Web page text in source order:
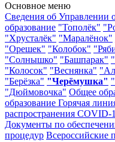
Основное меню
Сведения об Управлении
образование "Тополёк"
"Хрусталёк" "Маралёнок"
"Орешек" "Колобок"
"Солнышко" "Башпарак"
"Колосок" "Веснянка"
"Берёзка" "Черёмушка"
"Дюймовочка" Общее
образование Горячая
распространения COVID-
Документы по
процедур Всероссийские